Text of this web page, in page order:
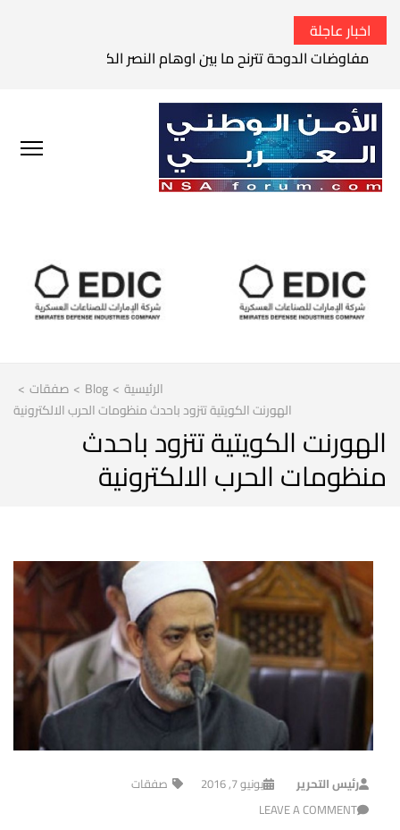
اخبار عاجلة
مفاوضات الدوحة تترنح ما بين اوهام النصر الكامل وواقع
الرئيسية >
Blog
> صفقات >
الهورنت الكويتية تتزود باحدث منظومات الحرب الالكترونية
الهورنت الكويتية تتزود باحدث
منظومات الحرب الالكترونية
رئيس التحرير يونيو 7, 2016
صفقات
LEAVE A COMMENT